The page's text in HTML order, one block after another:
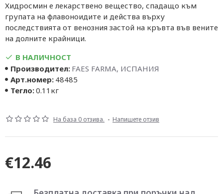
В НАЛИЧНОСТ
Производител: FAES FARMA, ИСПАНИЯ
Арт.номер: 48485
Тегло:0.11кг
На база 0 отзива. - Напишете отзив
€12.46
Хидросмин е лекарствено вещество, спадащо към
групата на флавоноидите и действа върху
последствията от венозния застой на кръвта във вените
на долните крайници.